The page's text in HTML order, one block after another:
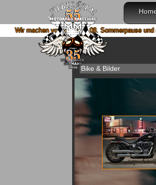
4. bis 15.08. Sommerpause und sind ab 18.08.
Bike & Bilder